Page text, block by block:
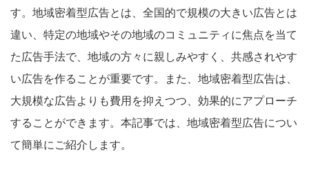
す。地域密着型広告とは、全国的で規模の大きい広告とは
違い、特定の地域やその地域のコミュニティに焦点を当て
た広告手法で、地域の方々に親しみやすく、共感されやす
い広告を作ることが重要です。また、地域密着型広告は、
大規模な広告よりも費用を抑えつつ、効果的にアプローチ
することができます。本記事では、地域密着型広告につい
て簡単にご紹介します。